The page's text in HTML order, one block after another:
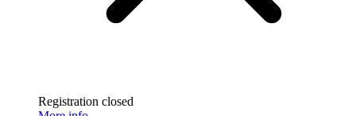
Registration closed